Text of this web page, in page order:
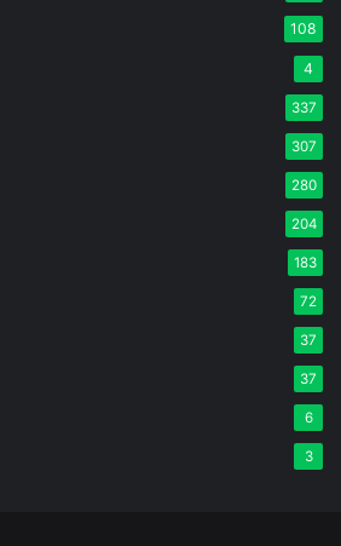
108
4
337
307
280
204
183
72
37
37
6
3